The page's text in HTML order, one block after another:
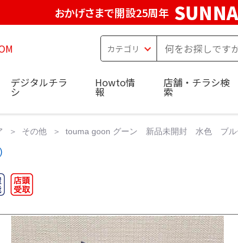
おかげさまで開設25周年
デジタルチラ
シ
Howto情
報
店舗・チラシ検
索
その他 touma goon グーン 新品未開封 水色 ブル